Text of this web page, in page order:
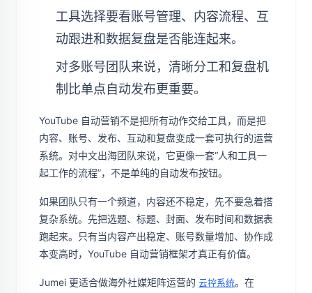
工具选择要看账号管理、内容流程、互
动跟进和数据复盘是否能连起来。
对多账号团队来说，清晰分工和复盘机
制比单点自动发布更重要。
YouTube 自动营销不是把所有动作交给工具，而是把
内容、账号、发布、互动和复盘变成一套可执行的运营
系统。对中文出海团队来说，它更像一套“人和工具一
起工作的流程”，不是单纯的自动发布按钮。
如果团队只有一个频道，内容还不稳定，先不要急着搭
复杂系统。先把选题、标题、封面、发布时间和数据表
跑起来。只有当内容产出稳定、账号数量增加、协作成
本变高时，YouTube 自动营销框架才真正有价值。
Jumei 更适合做海外社媒矩阵运营的 云控系统。在